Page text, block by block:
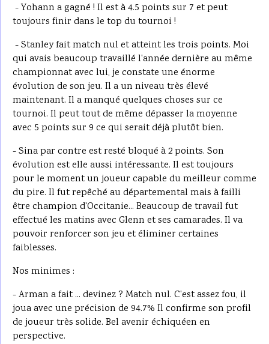
- Yohann a gagné ! Il est à 4.5 points sur 7 et peut
toujours finir dans le top du tournoi !
- Stanley fait match nul et atteint les trois points. Moi
qui avais beaucoup travaillé l'année dernière au même
championnat avec lui, je constate une énorme
évolution de son jeu. Il a un niveau très élevé
maintenant. Il a manqué quelques choses sur ce
tournoi. Il peut tout de même dépasser la moyenne
avec 5 points sur 9 ce qui serait déjà plutôt bien.
- Sina par contre est resté bloqué à 2 points. Son
évolution est elle aussi intéressante. Il est toujours
pour le moment un joueur capable du meilleur comme
du pire. Il fut repêché au départemental mais à failli
être champion d'Occitanie... Beaucoup de travail fut
effectué les matins avec Glenn et ses camarades. Il va
pouvoir renforcer son jeu et éliminer certaines
faiblesses.
Nos minimes :
- Arman a fait ... devinez ? Match nul. C'est assez fou, il
joua avec une précision de 94.7% Il confirme son profil
de joueur très solide. Bel avenir échiquéen en
perspective.